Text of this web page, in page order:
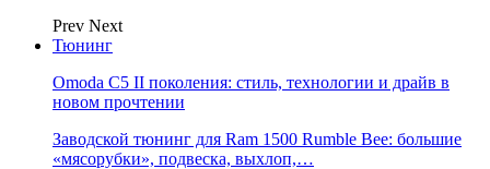
Prev Next
Тюнинг
Omoda C5 II поколения: стиль, технологии и драйв в
новом прочтении
Заводской тюнинг для Ram 1500 Rumble Bee: большие
«мясорубки», подвеска, выхлоп,…